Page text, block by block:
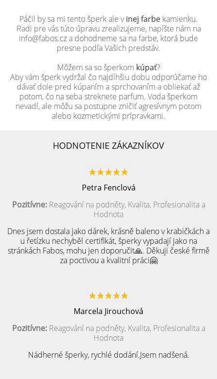
Páčil by sa mi tento šperk ale vinej farbe kamienku.
Radi pre vás túto úpravu zrealizujeme, napíšte nám na
info@fabos.cz a dohodneme sa na farbe, ktorá bude
presne podľa Vašich predstáv.
Môžem sa so šperkom kúpať?
Aby vám šperk vydržal čo najdlhšiu dobu odporúčame ho
dávať dole pred kúpaním a sprchovaním a obliekať až
potom, čo na seba streknete parfum. Voda šperkom
nevadí, ale môžu sa postupne zničiť agresívnym potom
alebo kozmetickými prípravkami.
HODNOTENIE ZÁKAZNÍKOV
Petra Fenclová
Pozitívne:Reagování na podněty, Kvalita, Profesionalita a
Hodnota
Dnes jsem dostala jako dárek, krásně baleno v krabičkách a
u řetízku nechyběl certifikát, šperky vypadají jako na
stránkách Fabos, mohu jen doporučit🙏. Děkuji české firmě
za poctivou a kvalitní práci🤗
Marcela Jirouchová
Pozitívne:Reagování na podněty, Kvalita, Profesionalita a
Hodnota
Nádherné šperky, rychlé dodání.Jsem nadšená.